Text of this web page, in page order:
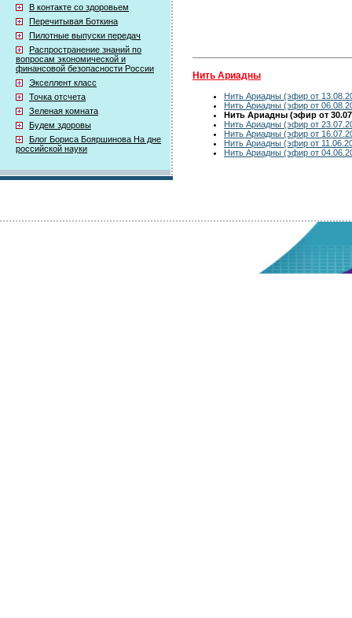
В контакте со здоровьем
Перечитывая Боткина
Пилотные выпуски передач
Распространение знаний по
вопросам экономической и
финансовой безопасности России
Экселлент класс
Точка отсчета
Зеленая комната
Будем здоровы
Блог Бориса Бояршинова На дне
российской науки
Нить Ариадны
Нить Ариадны (эфир от
Нить Ариадны (эфир от
Нить Ариадны (эфир от
Нить Ариадны (эфир от
Нить Ариадны (эфир от
Нить Ариадны (эфир от
Нить Ариадны (эфир от